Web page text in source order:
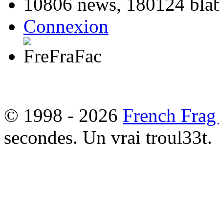
Connexion
© 1998 - 2026 French
secondes. Un vrai troul33t.